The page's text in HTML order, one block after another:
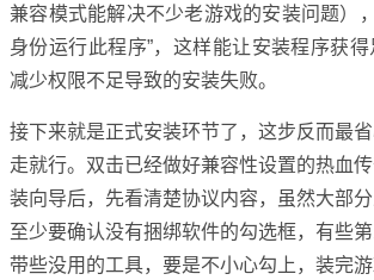
兼容模式能解决不少老游戏的安装问题）
身份运行此程序”，这样能让安装程序获得
减少权限不足导致的安装失败。
接下来就是正式安装环节了，这步反而最
走就行。双击已经做好兼容性设置的热血
装向导后，先看清楚协议内容，虽然大部
至少要确认没有捆绑软件的勾选框，有些
带些没用的工具，要是不小心勾上，装完